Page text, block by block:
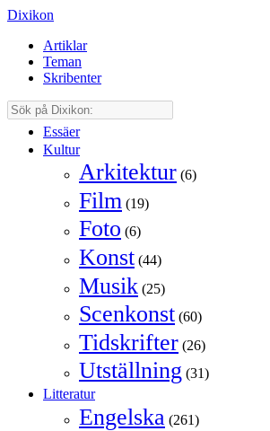
Dixikon
Artiklar
Teman
Skribenter
Essäer
Kultur
Arkitektur (6)
Film (19)
Foto (6)
Konst (44)
Musik (25)
Scenkonst (60)
Tidskrifter (26)
Utställning (31)
Litteratur
Engelska (261)